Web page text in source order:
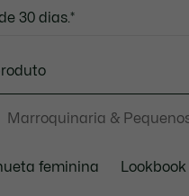
30 dias.*
surpresas do
Marroquinaria &
feminina